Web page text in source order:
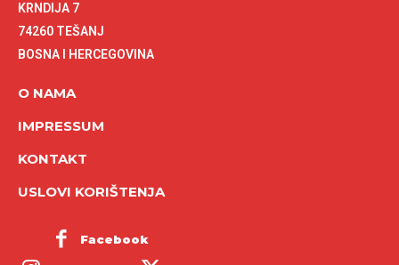
KRNDIJA 7
74260 TEŠANJ
BOSNA I HERCEGOVINA
O NAMA
IMPRESSUM
KONTAKT
USLOVI KORIŠTENJA
Facebook